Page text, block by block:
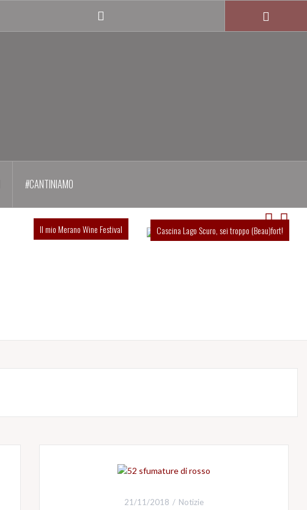
profile
#CANTINIAMO
Il mio Merano Wine Festival Cascina Lago Scuro, sei troppo (Beau)fort!
21/11/2018 Notizie